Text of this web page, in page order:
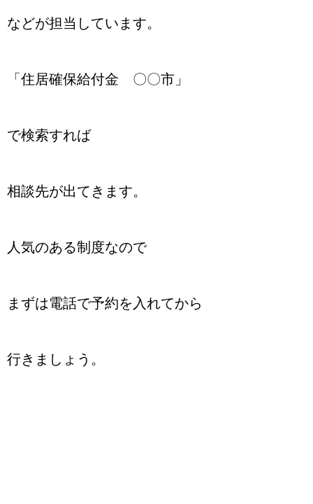
などが担当しています。
「住居確保給付金 〇〇市」
で検索すれば
相談先が出てきます。
人気のある制度なので
まずは電話で予約を入れてから
行きましょう。